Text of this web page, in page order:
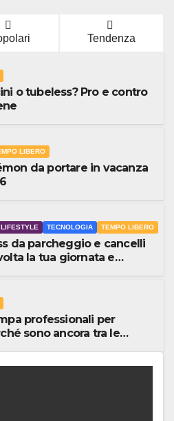
Tendenza
o tubeless? Pro e contro
LIBERO
da portare in vacanza
LIFESTYLE TECNOLOGIA TEMPO LIBERO
da parcheggio e cancelli
la tua giornata e
professionali per
sono ancora tra le